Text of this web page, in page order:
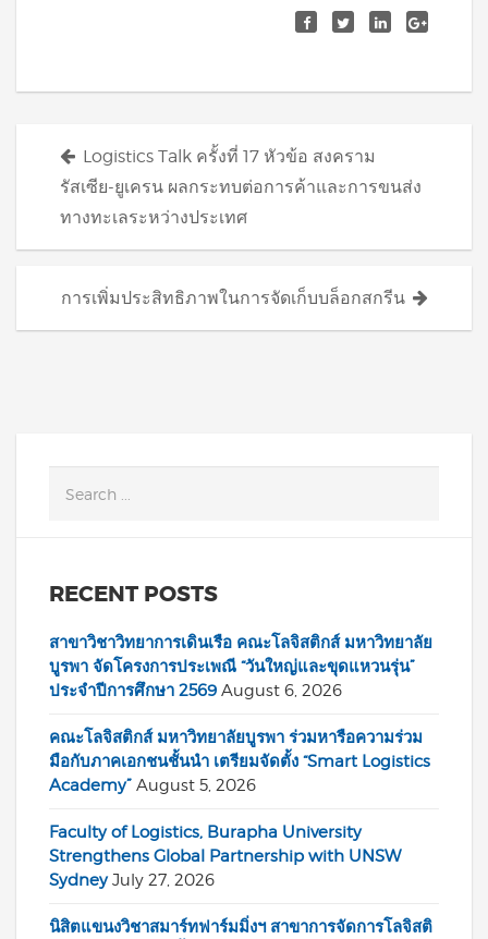
Posts
navigation
Logistics Talk ครั้งที่ 17 หัวข้อ สงคราม
รัสเซีย-ยูเครน ผลกระทบต่อการค้าและการขนส่ง
ทางทะเลระหว่างประเทศ
การเพิ่มประสิทธิภาพในการจัดเก็บบล็อกสกรีน
RECENT POSTS
สาขาวิชาวิทยาการเดินเรือ คณะโลจิสติกส์ มหาวิทยาลัย
บูรพา จัดโครงการประเพณี “วันใหญ่และขุดแหวนรุ่น”
ประจำปีการศึกษา 2569 August 6, 2026
คณะโลจิสติกส์ มหาวิทยาลัยบูรพา ร่วมหารือความร่วม
มือกับภาคเอกชนชั้นนำ เตรียมจัดตั้ง “Smart Logistics
Academy” August 5, 2026
Faculty of Logistics, Burapha University
Strengthens Global Partnership with UNSW
Sydney July 27, 2026
นิสิตแขนงวิชาสมาร์ทฟาร์มมิ่งฯ สาขาการจัดการโลจิสติ